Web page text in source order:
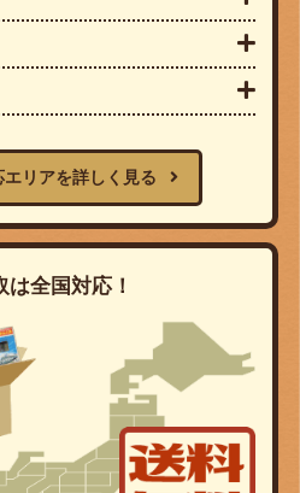
リアを詳しく見る
は全国対応！